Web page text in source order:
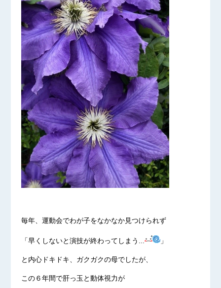
毎年、運動会でわが子をなかなか見つけられず
「早くしないと演技が終わってしまう... 」
と内心ドキドキ、ガクガクの母でしたが、
この６年間で肝っ玉と動体視力が